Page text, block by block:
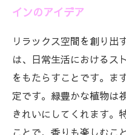
インのアイデア
リラックス空間を創り出
は、日常生活におけるス
をもたらすことです。ま
定です。緑豊かな植物は
きれいにしてくれます。
ことで、香りも楽しむこ